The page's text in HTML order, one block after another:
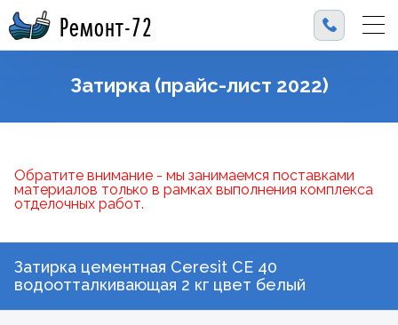
Ремонт-72
Затирка (прайс-лист 2022)
Обратите внимание - мы занимаемся поставками
материалов только в рамках выполнения комплекса
отделочных работ.
Затирка цементная Ceresit СЕ 40
водоотталкивающая 2 кг цвет белый